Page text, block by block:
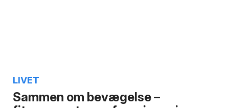
Sammen om bevægelse –
LIVET